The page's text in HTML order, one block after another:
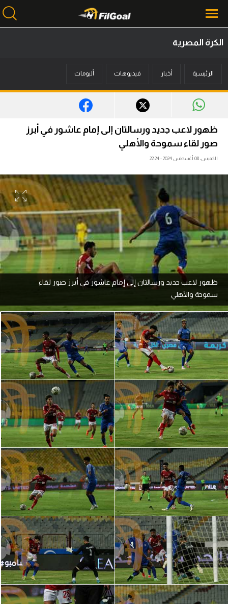
أخبار
ميركاتو
فانتازي في الجول
مسابقة التوقعات
فيديوهات
عدسات
آراء حرة
ركن الألعاب
بطولات
أمريكا 2026
الدوري المصري
الدوري الإنجليزي الممتاز
الدوري الإسباني
الدوري الإيطالي
الدوري الألماني
الدوري الفرنسي
الدوري السعودي للمحترفين
دوري أبطال أوروبا
دوري أبطال إفريقيا
كل البطولات
أقسام
الكرة المصرية
الكرة المصرية
الرئيسية أخبار فيديوهات ألبومات
ظهور لاعب جديد ورسالتان إلى إمام عاشور في أبرز
صور لقاء سموحة والأهلي
الخميس، 08 أغسطس 2024 - 22:24
ظهور لاعب جديد ورسالتان إلى إمام عاشور في أبرز صور لقاء
سموحة والأهلي